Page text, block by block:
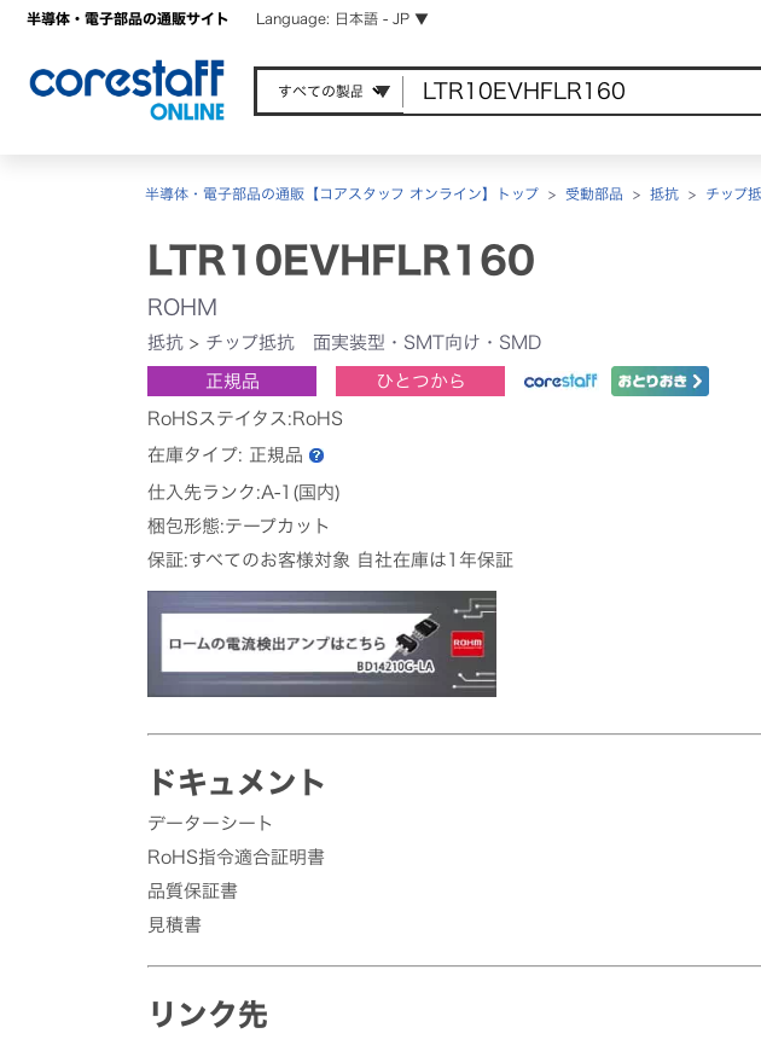
半導体・電子部品の通販サイト Language: 日本語 - JP ▼
半導体・電子部品の通販【コアスタッフ オンライン】トップ > 受動部品 > 抵抗 > チップ
LTR10EVHFLR160
ROHM
抵抗 > チップ抵抗 面実装型・SMT向け・SMD
正規品 ひとつから
RoHSステイタス:RoHS
在庫タイプ: 正規品
仕入先ランク:A-1(国内)
梱包形態:テープカット
保証:すべてのお客様対象 自社在庫は1年保証
ドキュメント
データーシート
RoHS指令適合証明書
品質保証書
見積書
リンク先